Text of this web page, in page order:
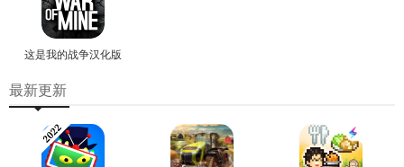
这是我的战争汉化版
最新更新